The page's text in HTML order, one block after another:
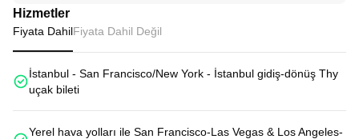
Hizmetler
Fiyata DahilFiyata Dahil Değil
İstanbul - San Francisco/New York - İstanbul gidiş-dönüş Thy
uçak bileti
Yerel hava yolları ile San Francisco-Las Vegas & Los Angeles-